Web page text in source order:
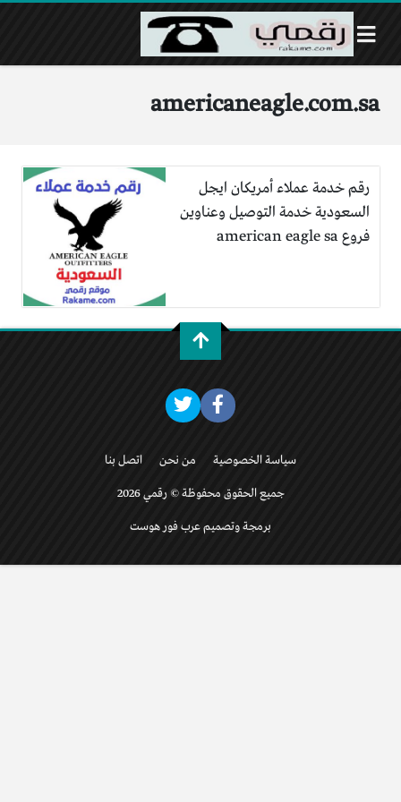
americaneagle.com.sa
رقم خدمة عملاء أمريكان ايجل
السعودية خدمة التوصيل وعناوين
فروع american eagle sa
سياسة الخصوصية من نحن اتصل بنا
جميع الحقوق محفوظة © رقمي 2026
برمجة وتصميم عرب فور هوست